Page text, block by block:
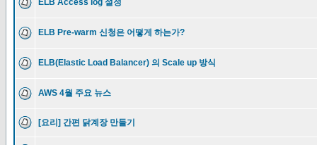
ELB Access log 설정
ELB Pre-warm 신청은 어떻게 하는가?
ELB(Elastic Load Balancer) 의 Scale up 방식
AWS 4월 주요 뉴스
[요리] 간편 닭계장 만들기